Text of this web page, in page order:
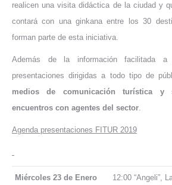
realicen una visita didáctica de la ciudad y
contará con una ginkana entre los 30
forman parte de esta iniciativa.
Además de la información facilitada
presentaciones dirigidas a todo tipo de
medios de comunicación turística y
encuentros con agentes del sector.
Agenda presentaciones FITUR 2019
Miércoles 23 de Enero
12:00 “Angeli”,